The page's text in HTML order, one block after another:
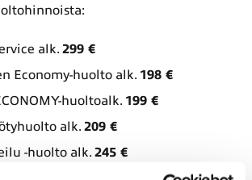
alk. 299 €
Economy-huolto alk. 198 €
huoltoalk. 199 €
alk. 209 €
-huolto alk. 245 €